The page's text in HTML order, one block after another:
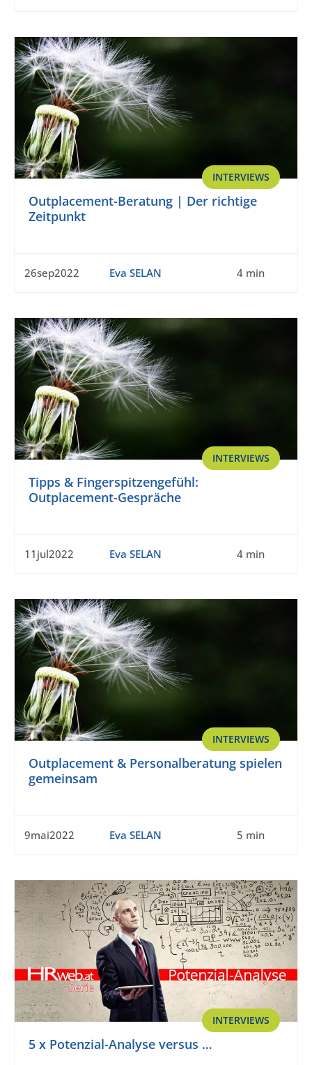
INTERVIEWS
Outplacement-Beratung | Der richtige
Zeitpunkt
26sep2022 Eva SELAN 4 min
INTERVIEWS
Tipps & Fingerspitzengefühl:
Outplacement-Gespräche
11jul2022 Eva SELAN 4 min
INTERVIEWS
Outplacement & Personalberatung spielen
gemeinsam
9mai2022 Eva SELAN 5 min
INTERVIEWS
5 x Potenzial-Analyse versus …